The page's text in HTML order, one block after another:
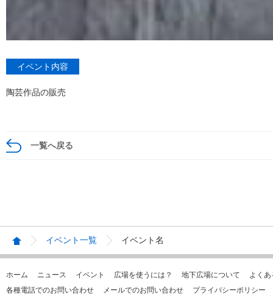
イベント内容
陶芸作品の販売
一覧へ戻る
イベント一覧 イベント名
ホーム ニュース イベント 広場を使うには？ 地下広場について
よく
各種電話でのお問い合わせ
メールでのお問い合わせ プライバシーポリシー